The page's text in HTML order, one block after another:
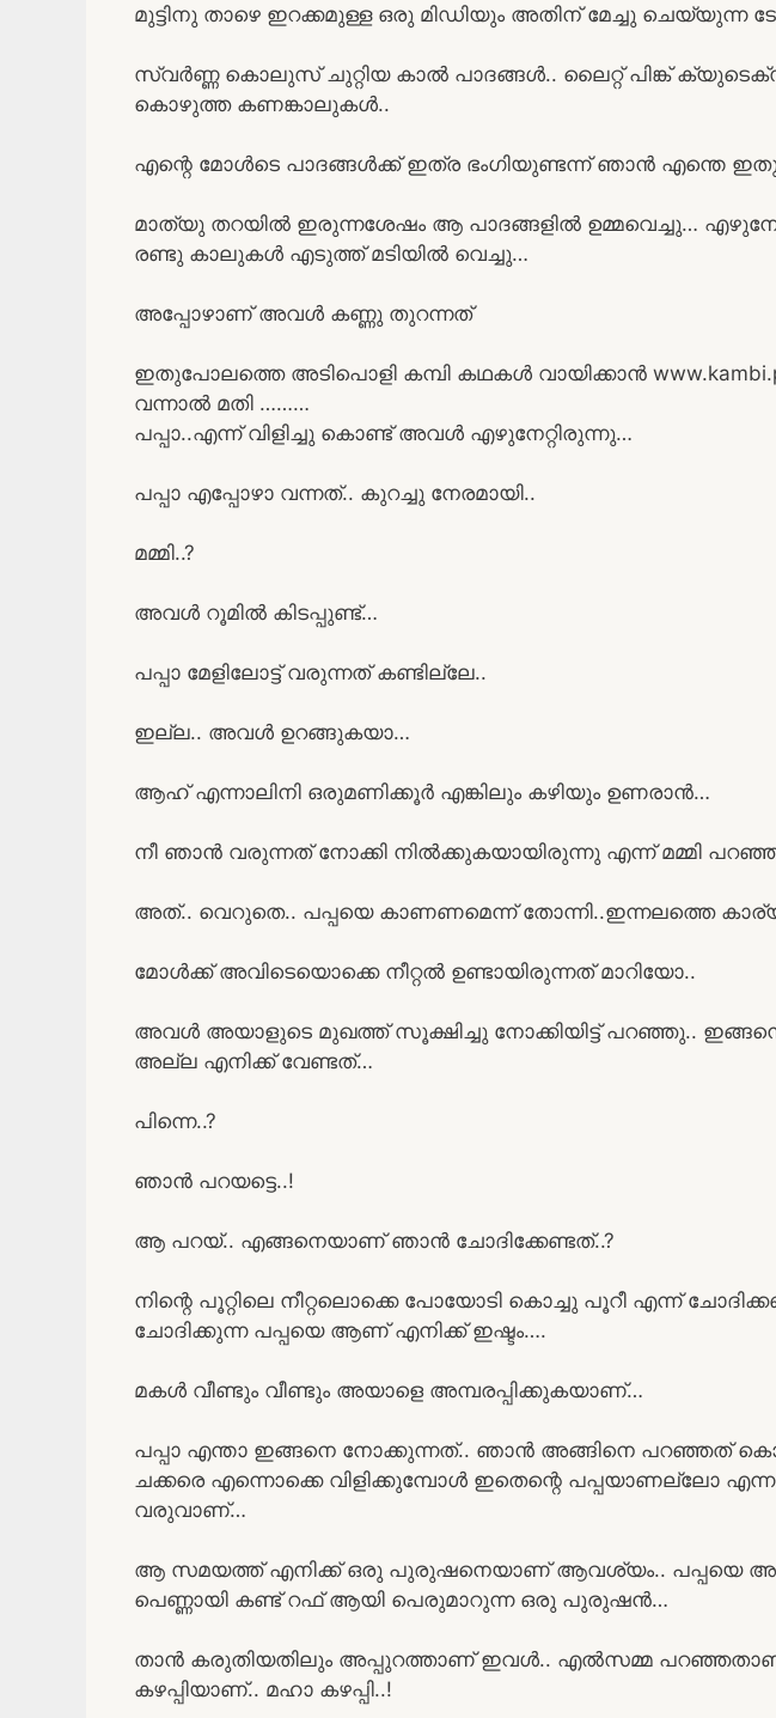
മുട്ടിനു താഴെ ഇറക്കമുള്ള ഒരു മിഡിയും അതിന് മേച്ചു ചെയ്യുന്ന
സ്വർണ്ണ കൊലുസ് ചുറ്റിയ കാൽ പാദങ്ങൾ.. ലൈറ്റ് പിങ്ക്
കൊഴുത്ത കണങ്കാലുകൾ..
എന്റെ മോൾടെ പാദങ്ങൾക്ക് ഇത്ര ഭംഗിയുണ്ടന്ന് ഞാൻ എന്തെ
മാത്യു തറയിൽ ഇരുന്നശേഷം ആ പാദങ്ങളിൽ ഉമ്മവെച്ചു… എഴുനേറ്റ്
രണ്ടു കാലുകൾ എടുത്ത് മടിയിൽ വെച്ചു…
അപ്പോഴാണ് അവൾ കണ്ണു തുറന്നത്
ഇതുപോലത്തെ അടിപൊളി കമ്പി കഥകൾ വായിക്കാൻ
വന്നാൽ മതി ………
പപ്പാ..എന്ന് വിളിച്ചു കൊണ്ട് അവൾ എഴുനേറ്റിരുന്നു…
പപ്പാ എപ്പോഴാ വന്നത്.. കുറച്ചു നേരമായി..
മമ്മി..?
അവൾ റൂമിൽ കിടപ്പുണ്ട്…
പപ്പാ മേളിലോട്ട് വരുന്നത് കണ്ടില്ലേ..
ഇല്ല.. അവൾ ഉറങ്ങുകയാ…
ആഹ് എന്നാലിനി ഒരുമണിക്കൂർ എങ്കിലും കഴിയും ഉണരാൻ…
നീ ഞാൻ വരുന്നത് നോക്കി നിൽക്കുകയായിരുന്നു എന്ന് മമ്മി
അത്.. വെറുതെ.. പപ്പയെ കാണണമെന്ന് തോന്നി..ഇന്നലത്തെ
മോൾക്ക് അവിടെയൊക്കെ നീറ്റൽ ഉണ്ടായിരുന്നത് മാറിയോ..
അവൾ അയാളുടെ മുഖത്ത് സൂക്ഷിച്ചു നോക്കിയിട്ട് പറഞ്ഞു.. ഇങ്ങനെ
അല്ല എനിക്ക് വേണ്ടത്…
പിന്നെ..?
ഞാൻ പറയട്ടെ..!
ആ പറയ്.. എങ്ങനെയാണ് ഞാൻ ചോദിക്കേണ്ടത്..?
നിന്റെ പൂറ്റിലെ നീറ്റലൊക്കെ പോയോടി കൊച്ചു പൂറീ എന്ന്
ചോദിക്കുന്ന പപ്പയെ ആണ് എനിക്ക് ഇഷ്ടം….
മകൾ വീണ്ടും വീണ്ടും അയാളെ അമ്പരപ്പിക്കുകയാണ്…
പപ്പാ എന്താ ഇങ്ങനെ നോക്കുന്നത്.. ഞാൻ അങ്ങിനെ പറഞ്ഞത്
ചക്കരെ എന്നൊക്കെ വിളിക്കുമ്പോൾ ഇതെന്റെ പപ്പയാണല്ലോ എന്ന
വരുവാണ്…
ആ സമയത്ത് എനിക്ക് ഒരു പുരുഷനെയാണ് ആവശ്യം.. പപ്പയെ
പെണ്ണായി കണ്ട് റഫ്‌ ആയി പെരുമാറുന്ന ഒരു പുരുഷൻ…
താൻ കരുതിയതിലും അപ്പുറത്താണ് ഇവൾ.. എൽസമ്മ
കഴപ്പിയാണ്.. മഹാ കഴപ്പി..!